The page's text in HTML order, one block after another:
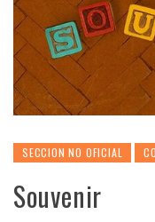
SECCION NO OFICIAL
Souvenir